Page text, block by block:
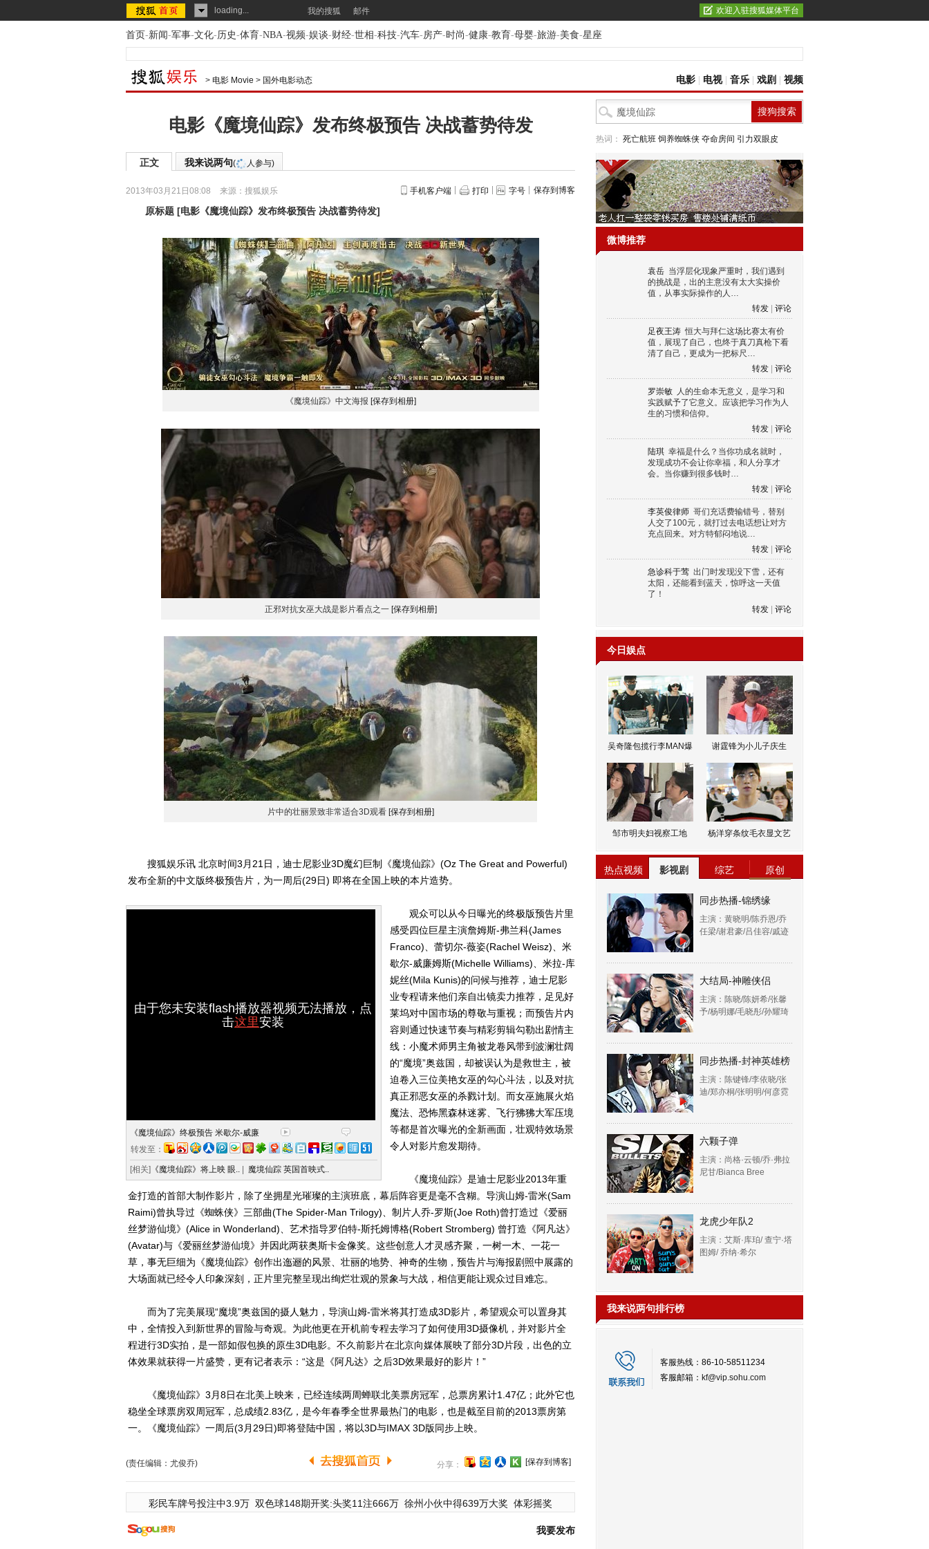
loading... 我的搜狐 邮件 欢迎入驻搜狐媒体平台
首页-新闻-军事-文化-历史-体育-NBA-视频-娱谈-财经-世相-科技-汽车-房产-时尚-健康-教育-母婴-旅游-美食-星座
> 电影 Movie > 国外电影动态 电影 电视| 音乐 戏剧 视频
电影《魔境仙踪》发布终极预告 决战蓄势待发
正文 我来说两句( 人参与)
2013年03月21日08:08 来源： 搜狐娱乐 手机客户端 打印 字号 保存到博客
原标题 [电影《魔境仙踪》发布终极预告 决战蓄势待发]
《魔境仙踪》中文海报 [保存到相册]
正邪对抗女巫大战是影片看点之一 [保存到相册]
片中的壮丽景致非常适合3D观看 [保存到相册]
搜狐娱乐讯 北京时间3月21日，迪士尼影业3D魔幻巨制《魔境仙踪》(Oz The Great and Powerful)
发布全新的中文版终极预告片，为一周后(29日) 即将在全国上映的本片造势。
由于您未安装flash播放器视频无法播放，点
击这里安装
《魔境仙踪》终极预告 米歇尔-威廉
转发至：
[相关] 《魔境仙踪》将上映 眼.. 魔境仙踪 英国首映式..
观众可以从今日曝光的终极版预告片里
感受四位巨星主演詹姆斯-弗兰科(James
Franco)、蕾切尔-薇姿(Rachel Weisz)、米
歇尔-威廉姆斯(Michelle Williams)、米拉-库
妮丝(Mila Kunis)的问候与推荐，迪士尼影
业专程请来他们亲自出镜卖力推荐，足见好
莱坞对中国市场的尊敬与重视；而预告片内
容则通过快速节奏与精彩剪辑勾勒出剧情主
线：小魔术师男主角被龙卷风带到波澜壮阔
的“魔境”奥兹国，却被误认为是救世主，被
迫卷入三位美艳女巫的勾心斗法，以及对抗
真正邪恶女巫的杀戮计划。而女巫施展火焰
魔法、恐怖黑森林迷雾、飞行狒狒大军压境
等都是首次曝光的全新画面，壮观特效场景
令人对影片愈发期待。
《魔境仙踪》是迪士尼影业2013年重
金打造的首部大制作影片，除了坐拥星光璀璨的主演班底，幕后阵容更是毫不含糊。导演山姆-雷米(Sam
Raimi)曾执导过《蜘蛛侠》三部曲(The Spider-Man Trilogy)、制片人乔-罗斯(Joe Roth)曾打造过《爱丽
丝梦游仙境》(Alice in Wonderland)、艺术指导罗伯特-斯托姆博格(Robert Stromberg) 曾打造《阿凡达》
(Avatar)与《爱丽丝梦游仙境》并因此两获奥斯卡金像奖。这些创意人才灵感齐聚，一树一木、一花一
草，事无巨细为《魔境仙踪》创作出迤逦的风景、壮丽的地势、神奇的生物，预告片与海报剧照中展露的
大场面就已经令人印象深刻，正片里完整呈现出绚烂壮观的景象与大战，相信更能让观众过目难忘。
而为了完美展现“魔境”奥兹国的摄人魅力，导演山姆-雷米将其打造成3D影片，希望观众可以置身其
中，全情投入到新世界的冒险与奇观。为此他更在开机前专程去学习了如何使用3D摄像机，并对影片全
程进行3D实拍，是一部如假包换的原生3D电影。不久前影片在北京向媒体展映了部分3D片段，出色的立
体效果就获得一片盛赞，更有记者表示：“这是《阿凡达》之后3D效果最好的影片！”
《魔境仙踪》3月8日在北美上映来，已经连续两周蝉联北美票房冠军，总票房累计1.47亿；此外它也
稳坐全球票房双周冠军，总成绩2.83亿，是今年春季全世界最热门的电影，也是截至目前的2013票房第
一。《魔境仙踪》一周后(3月29日)即将登陆中国，将以3D与IMAX 3D版同步上映。
(责任编辑：尤俊乔) 分享： [保存到博客]
彩民车牌号投注中3.9万 双色球148期开奖:头奖11注666万 徐州小伙中得639万大奖 体彩摇奖
我要发布
热词： 死亡航班 饲养蜘蛛侠 夺命房间 引力双眼皮
微博推荐
袁岳 当浮层化现象严重时，我们遇到
的挑战是，出的主意没有太大实操价
值，从事实际操作的人…
转发
评论
足夜王涛 恒大与拜仁这场比赛太有价
值，展现了自己，也终于真刀真枪下看
清了自己，更成为一把标尺…
转发
评论
罗崇敏 人的生命本无意义，是学习和
实践赋予了它意义。应该把学习作为人
生的习惯和信仰。
转发
评论
陆琪 幸福是什么？当你功成名就时，
发现成功不会让你幸福，和人分享才
会。当你赚到很多钱时…
转发
评论
李英俊律师 哥们充话费输错号，替别
人交了100元，就打过去电话想让对方
充点回来。对方特郁闷地说…
转发
评论
急诊科于莺 出门时发现没下雪，还有
太阳，还能看到蓝天，惊呼这一天值
了！
转发
评论
今日娱点
吴奇隆包揽行李MAN爆 谢霆锋为小儿子庆生
邹市明夫妇视察工地 杨洋穿条纹毛衣显文艺
热点视频 影视剧 综艺 原创
同步热播-锦绣缘
主演：黄晓明/陈乔恩/乔
任梁/谢君豪/吕佳容/戚迹
大结局-神雕侠侣
主演：陈晓/陈妍希/张馨
予/杨明娜/毛晓彤/孙耀琦
同步热播-封神英雄榜
主演：陈键锋/李依晓/张
迪/郑亦桐/张明明/何彦霓
六颗子弹
主演：尚格·云顿/乔·弗拉
尼甘/Bianca Bree
龙虎少年队2
主演：艾斯·库珀/ 查宁·塔
图姆/ 乔纳·希尔
我来说两句排行榜
客服热线：86-10-58511234
客服邮箱： kf@vip.sohu.com